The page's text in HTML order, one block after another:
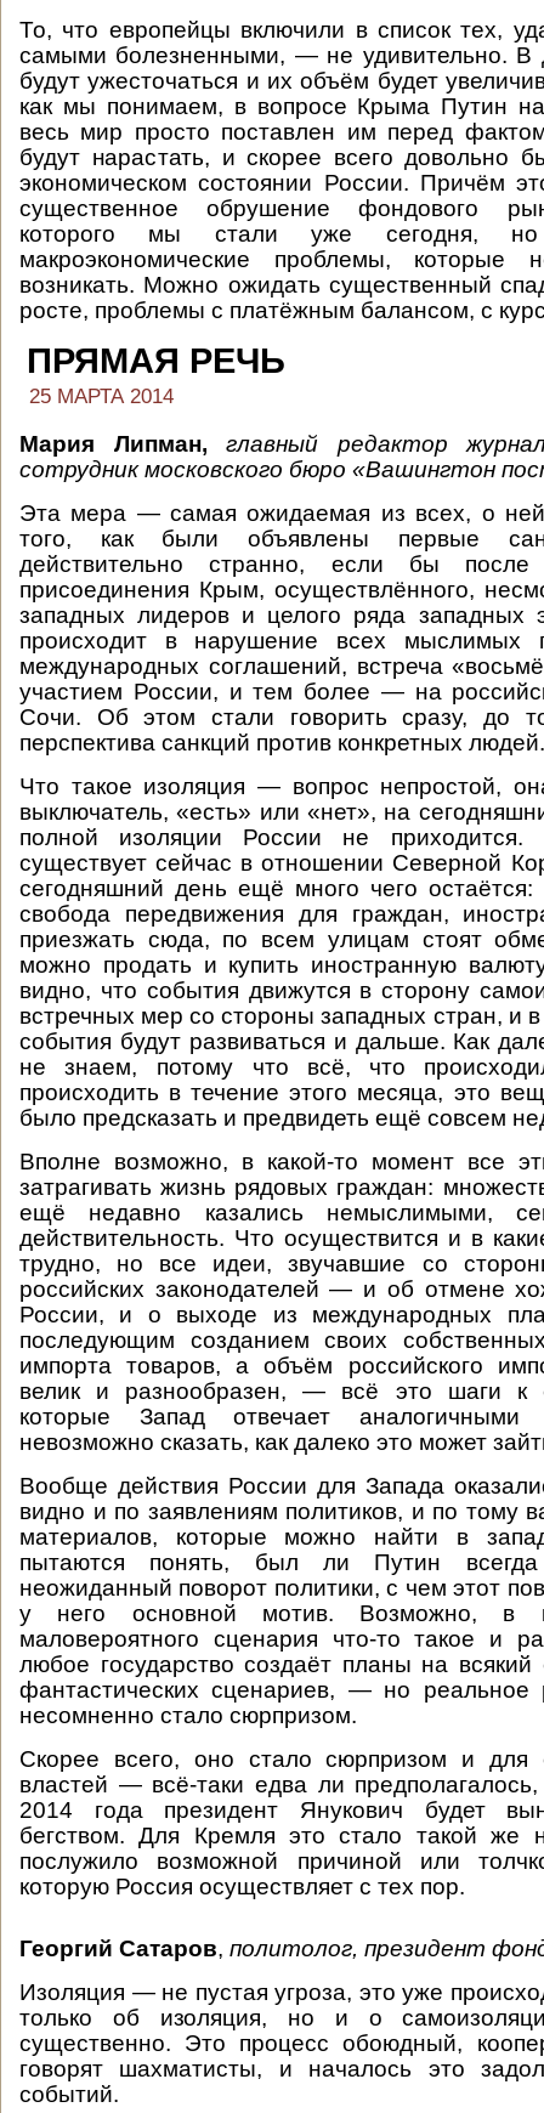
То, что европейцы включили в список тех,
самыми болезненными, — не удивительно.
будут ужесточаться и их объём будет
как мы понимаем, в вопросе Крыма Путин
весь мир просто поставлен им перед
будут нарастать, и скорее всего довольно
экономическом состоянии России. Причём
существенное обрушение фондового
которого мы стали уже сегодня,
макроэкономические проблемы, которые
возникать. Можно ожидать существенный
росте, проблемы с платёжным балансом, с
ПРЯМАЯ РЕЧЬ
25 МАРТА 2014
Мария Липман,
главный редактор
сотрудник московского бюро «Вашингтон
Эта мера — самая ожидаемая из всех, о
того, как были объявлены первые
действительно странно, если бы
присоединения Крым, осуществлённого,
западных лидеров и целого ряда западных
происходит в нарушение всех мыслимых
международных соглашений, встреча
участием России, и тем более — на
Сочи. Об этом стали говорить сразу, до
перспектива санкций против конкретных людей.
Что такое изоляция — вопрос непростой,
выключатель, «есть» или «нет», на
полной изоляции России не приходится.
существует сейчас в отношении Северной
сегодняшний день ещё много чего
свобода передвижения для граждан,
приезжать сюда, по всем улицам стоят
можно продать и купить иностранную
видно, что события движутся в сторону
встречных мер со стороны западных стран, и
события будут развиваться и дальше. Как
не знаем, потому что всё, что
происходить в течение этого месяца, это
было предсказать и предвидеть ещё совсем
Вполне возможно, в какой-то момент все
затрагивать жизнь рядовых граждан:
ещё недавно казались немыслимыми,
действительность. Что осуществится и в
трудно, но все идеи, звучавшие со
российских законодателей — и об отмене
России, и о выходе из международных
последующим созданием своих
импорта товаров, а объём российского
велик и разнообразен, — всё это шаги к
которые Запад отвечает
невозможно сказать, как далеко это может
Вообще действия России для Запада
видно и по заявлениям политиков, и по тому
материалов, которые можно найти в
пытаются понять, был ли Путин
неожиданный поворот политики, с чем этот
у него основной мотив. Возможно, в
маловероятного сценария что-то такое и
любое государство создаёт планы на
фантастических сценариев, — но реальное
несомненно стало сюрпризом.
Скорее всего, оно стало сюрпризом и для
властей — всё-таки едва ли
2014 года президент Янукович будет
бегством. Для Кремля это стало такой же
послужило возможной причиной или
которую Россия осуществляет с тех пор.
Георгий Сатаров, политолог, президент
Изоляция — не пустая угроза, это уже
только об изоляция, но и о
существенно. Это процесс обоюдный,
говорят шахматисты, и началось это
событий.